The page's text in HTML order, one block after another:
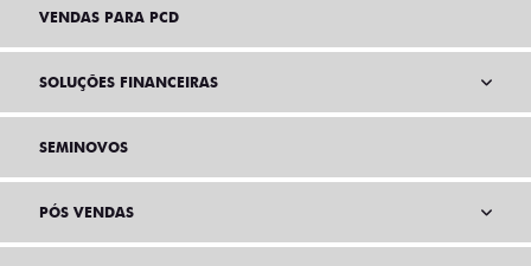
VENDAS PARA PCD
SOLUÇÕES FINANCEIRAS
SEMINOVOS
PÓS VENDAS